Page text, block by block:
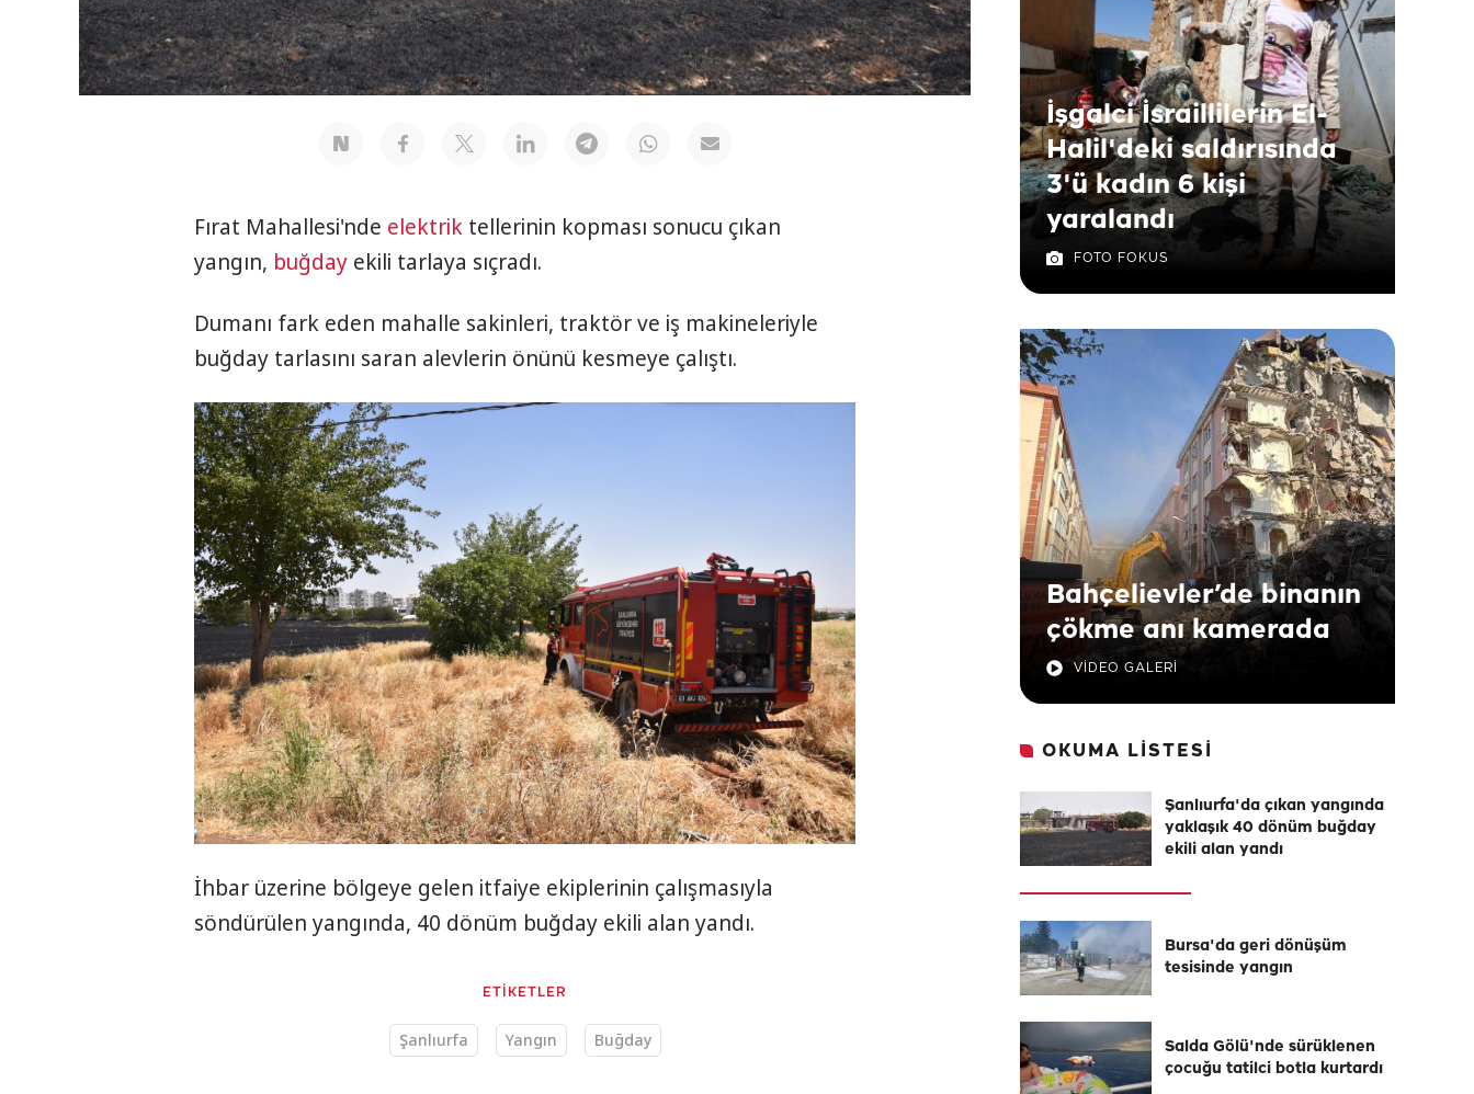
Fırat Mahallesi'nde elektrik tellerinin kopması sonucu çıkan
yangın, buğday ekili tarlaya sıçradı.
Dumanı fark eden mahalle sakinleri, traktör ve iş makineleriyle
buğday tarlasını saran alevlerin önünü kesmeye çalıştı.
İhbar üzerine bölgeye gelen itfaiye ekiplerinin çalışmasıyla
söndürülen yangında, 40 dönüm buğday ekili alan yandı.
ETİKETLER
Şanlıurfa Yangın Buğday
İşgalci İsraillilerin El-
Halil'deki saldırısında
3'ü kadın 6 kişi
yaralandı
FOTO FOKUS
Bahçelievler’de binanın
çökme anı kamerada
VİDEO GALERİ
OKUMA LİSTESİ
Şanlıurfa'da çıkan yangında
yaklaşık 40 dönüm buğday
ekili alan yandı
Bursa'da geri dönüşüm
tesisinde yangın
Salda Gölü'nde sürüklenen
çocuğu tatilci botla kurtardı